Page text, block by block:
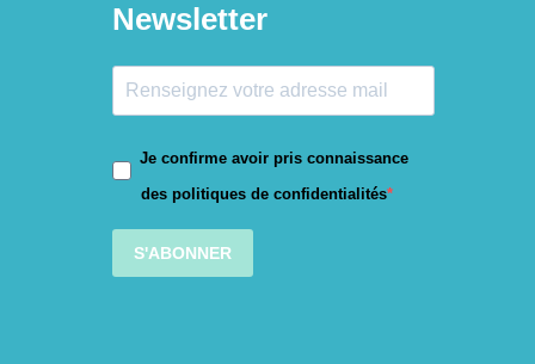
Newsletter
Je confirme avoir pris connaissance
des politiques de confidentialités
S'ABONNER